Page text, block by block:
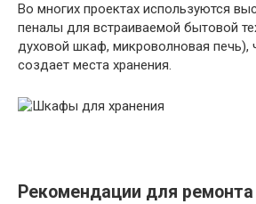
Во многих проектах используются
пеналы для встраиваемой бытовой
духовой шкаф, микроволновая печь),
создает места хранения.
Рекомендации для ремонта